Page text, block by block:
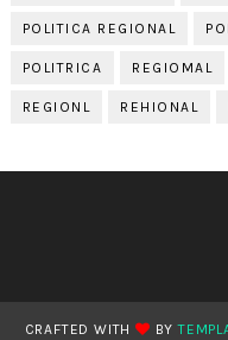
POLITICA REGIONAL
POLITRICA REGIOMAL
REGIONL REHIONAL
CRAFTED WITH BY